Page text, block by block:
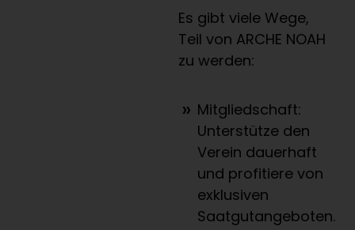
Es gibt viele Wege,
Teil von ARCHE NOAH
zu werden:
Mitgliedschaft:
Unterstütze den
Verein dauerhaft
und profitiere von
exklusiven
Saatgutangeboten.